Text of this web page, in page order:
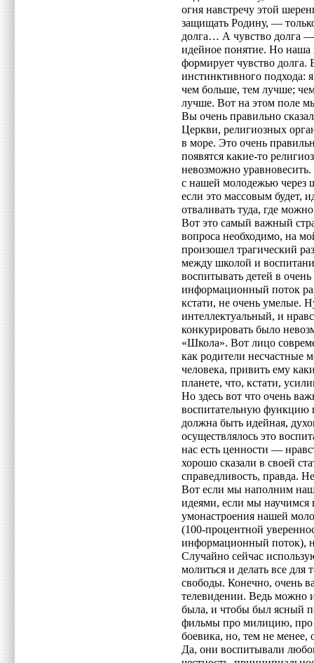
огня навстречу этой
защищать Родину, —
долга… А чувство долга —
идейное понятие. Но наша
формирует чувство
инстинктивного подхода:
чем больше, тем лучше;
лучше. Вот на этом поле
Вы очень правильно
Церкви, религиозных
в море. Это очень
появятся какие-то
невозможно
с нашей молодежью через
если это массовым будет,
отваливать туда, где
Вот это самый важный
вопроса необходимо, на
произошел трагический
между школой и
воспитывать детей в
информационный поток
кстати, не очень умелые.
интеллектуальный, и
конкурировать было
«Школа». Вот лицо
как родители несчастные
человека, привить ему
планете, что, кстати,
Но здесь вот что очень
воспитательную функцию
должна быть идейная,
осуществлялось это
нас есть ценности —
хорошо сказали в своей
справедливость, правда.
Вот если мы наполним
идеями, если мы научимся
умонастроения нашей
(100-процентной
информационный поток),
Случайно сейчас
молиться и делать все для
свободы. Конечно, очень
телевидении. Ведь можно
была, и чтобы был ясный
фильмы про милицию, про
боевика, но, тем не
Да, они воспитывали